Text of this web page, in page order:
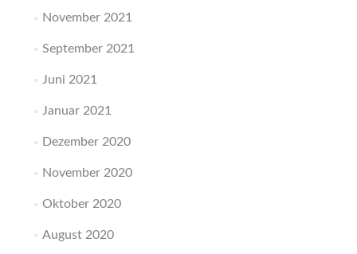
November 2021
September 2021
Juni 2021
Januar 2021
Dezember 2020
November 2020
Oktober 2020
August 2020